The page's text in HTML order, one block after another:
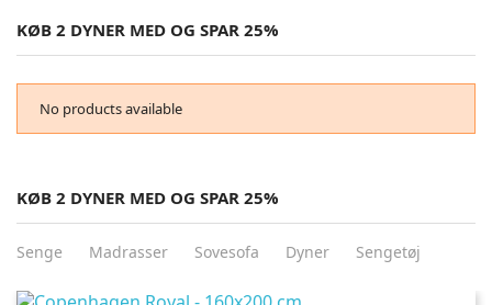
KØB 2 DYNER MED OG SPAR 25%
No products available
KØB 2 DYNER MED OG SPAR 25%
Senge Madrasser Sovesofa Dyner Sengetøj